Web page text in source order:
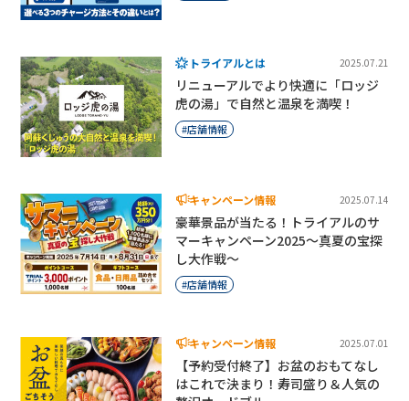
トライアルとは 2025.07.21
リニューアルでより快適に「ロッジ
虎の湯」で自然と温泉を満喫！
店舗情報
キャンペーン情報 2025.07.14
豪華景品が当たる！トライアルのサ
マーキャンペーン2025～真夏の宝探
し大作戦～
店舗情報
キャンペーン情報 2025.07.01
【予約受付終了】お盆のおもてなし
はこれで決まり！寿司盛り＆人気の